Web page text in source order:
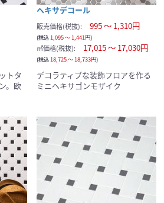
トタ
。欧
ヘキサデコール
販売価格(税抜): 995 ～ 1,310円
(税込1,095 ～ 1,441円)
㎡価格(税抜): 17,015 ～ 17,030円
(税込18,725 ～ 18,733円)
デコラティブな装飾フロアを作る
ミニヘキサゴンモザイク